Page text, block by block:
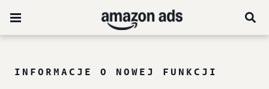
INFORMACJE O NOWEJ FUNKCJI